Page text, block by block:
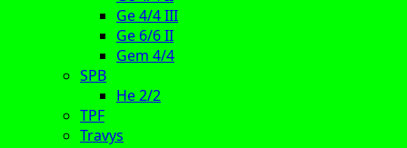
Ge 4/4 III
Ge 6/6 II
Gem 4/4
SPB
He 2/2
TPF
Travys